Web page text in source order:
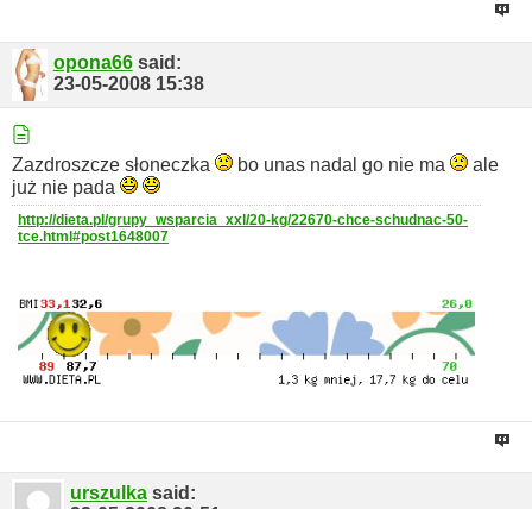
opona66said:
23-05-2008 15:38
Zazdroszcze słoneczka bo unas nadal go nie ma
ale
już nie pada
http://dieta.pl/grupy_wsparcia_xxl/20-kg/22670-chce-schudnac-50-
tce.html#post1648007
urszulka said: